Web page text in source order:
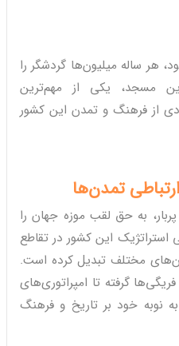
هر ساله میلیون‌ها گردشگر را
مسجد، یکی از مهم‌ترین
از فرهنگ و تمدن این کشور
تمدن‌ها
به حق لقب موزه جهان را
این کشور در تقاطع
مختلف تبدیل کرده است.
گرفته تا امپراتوری‌های
نوبه خود بر تاریخ و فرهنگ